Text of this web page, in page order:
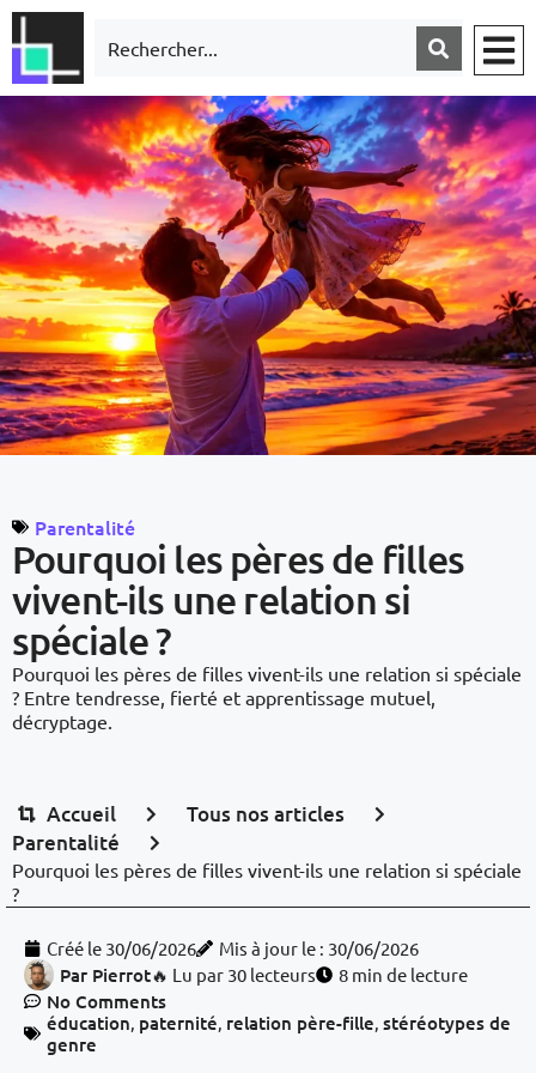
Pourquoi les pères de filles
vivent-ils une relation si
spéciale ?
Parentalité
Pourquoi les pères de filles vivent-ils une relation si spéciale
? Entre tendresse, fierté et apprentissage mutuel,
décryptage.
Accueil
Tous nos articles
Parentalité
Pourquoi les pères de filles vivent-ils une relation si spéciale
?
Créé le 30/06/2026 Mis à jour le : 30/06/2026
Par Pierrot🔥 Lu par 30 lecteurs 8 min de lecture
No Comments
éducation, paternité, relation père-fille, stéréotypes de
genre